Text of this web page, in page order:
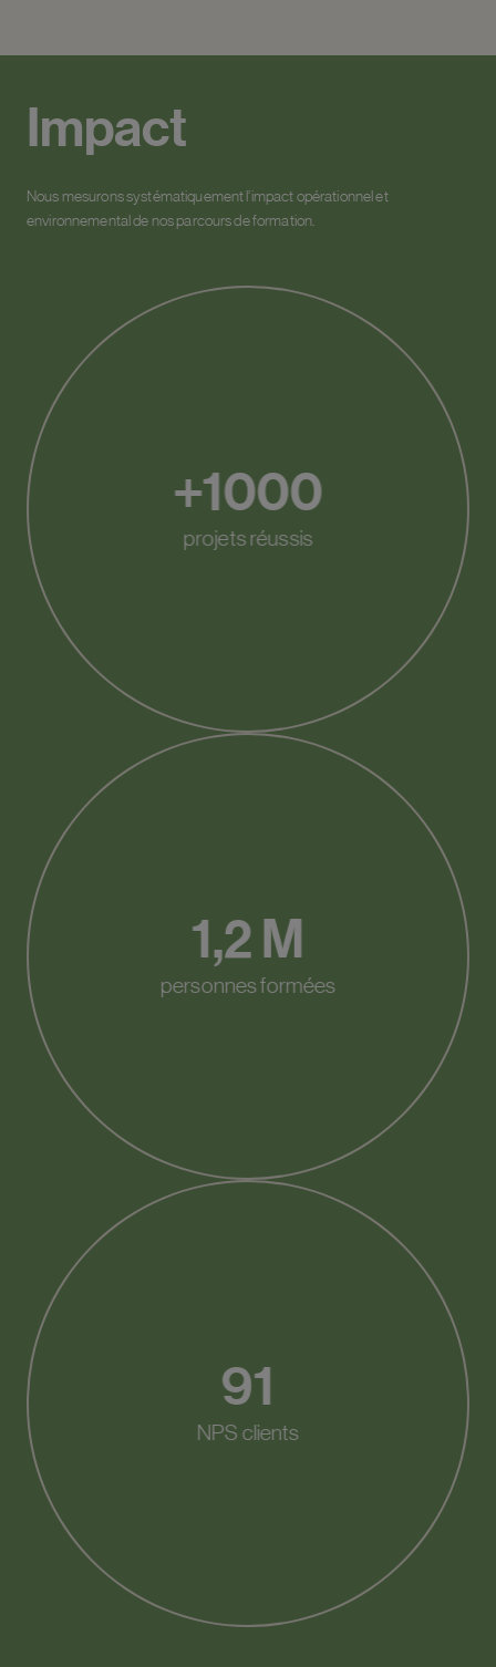
Impact
Nous mesurons systématiquement l’impact opérationnel et
environnemental de nos parcours de formation.
+1000
projets réussis
1,2 M
personnes formées
91
NPS clients